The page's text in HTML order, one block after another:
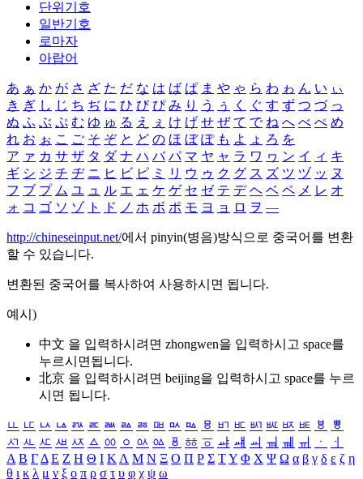
단위기호
일반기호
로마자
아랍어
あ ぁ か が さ ざ た だ な は ば ぱ ま や ゃ ら わ ゎ ん い ぃ
き ぎ し じ ち ぢ に ひ び ぴ み り う ぅ く ぐ す ず つ づ っ
ぬ ふ ぶ ぷ む ゆ ゅ る え ぇ け げ せ ぜ て で ね へ べ ぺ め
れ お ぉ こ ご そ ぞ と ど の ほ ぼ ぽ も よ ょ ろ を
ア ァ カ サ ザ タ ダ ナ ハ バ パ マ ヤ ャ ラ ワ ヮ ン イ ィ キ
ギ シ ジ チ ヂ ニ ヒ ビ ピ ミ リ ウ ゥ ク グ ス ズ ツ ヅ ッ ヌ
フ ブ プ ム ユ ュ ル エ ェ ケ ゲ セ ゼ テ デ ヘ ベ ペ メ レ オ
ォ コ ゴ ソ ゾ ト ド ノ ホ ボ ポ モ ヨ ョ ロ ヲ ―
http://chineseinput.net/에서 pinyin(병음)방식으로 중국어를 변환
할 수 있습니다.
변환된 중국어를 복사하여 사용하시면 됩니다.
예시)
中文 을 입력하시려면 zhongwen을 입력하시고 space를
누르시면됩니다.
北京 을 입력하시려면 beijing을 입력하시고 space를 누르
시면 됩니다.
ㅥ ㅦ ㅧ ㅨ ㅩ ㅪ ㅫ ㅬ ㅭ ㅮ ㅯ ㅰ ㅱ ㅲ ㅳ ㅴ ㅵ ㅶ ㅷ ㅸ
ㅹ
ㅺ ㅻ ㅼ ㅽ ㅾ ㅿ ㆀ ㆁ ㆂ ㆃ ㆄ ㆅ ㆆ ㆇ ㆈ ㆉ ㆊ ㆋ ㆌ ㆍ
ㆎ
Α Β ΓΔ Ε Ζ Η Θ Ι ΚΛ Μ Ν Ξ Ο Π Ρ Σ ΤΥ Φ Χ Ψ Ω α β γ δ ε ζ η
θ ι κ λ μ ν ξ ο π ρ σ τ υ φ χ ψ ω